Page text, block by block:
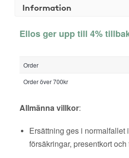
Information
Ellos ger upp till 4%
Order
Order över 700kr
Allmänna villkor:
Ersättning ges i normalfallet
försäkringar, presentkort och